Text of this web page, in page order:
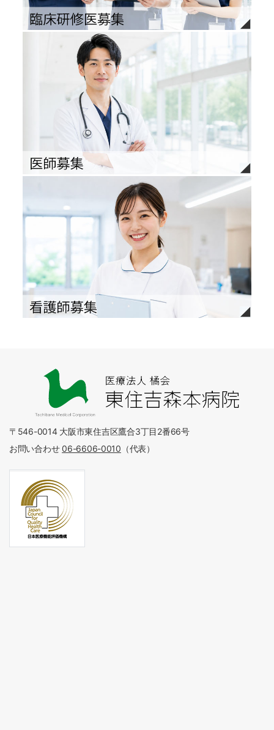
〒546-0014 大阪市東住吉区鷹合3丁目2番66号
お問い合わせ06-6606-0010 （代表）